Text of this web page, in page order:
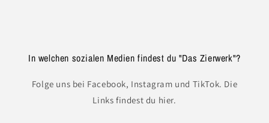
In welchen sozialen Medien findest du "Das Zierwerk"?
Folge uns bei Facebook, Instagram und TikTok. Die
Links findest du hier.